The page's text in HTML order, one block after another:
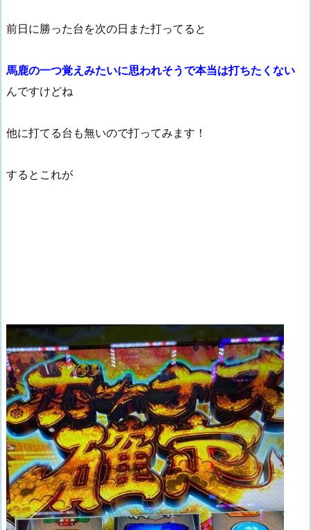
前日に勝った台を次の日また打ってると
馬鹿の一つ覚えみたいに思われそうで本当は打ちたくない
んですけどね
他に打てる台も無いので打ってみます！
するとこれが